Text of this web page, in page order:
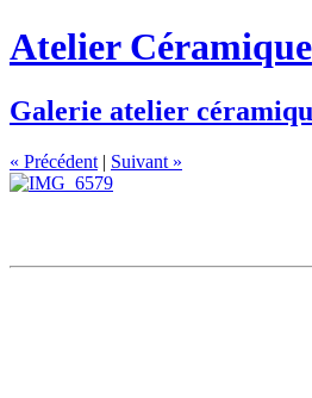
Atelier Céramique
Galerie atelier
« Précédent | Suivant »